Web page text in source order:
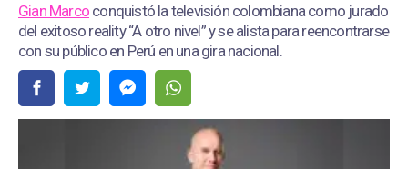
Gian Marco conquistó la televisión colombiana como jurado
del exitoso reality “A otro nivel” y se alista para reencontrarse
con su público en Perú en una gira nacional.